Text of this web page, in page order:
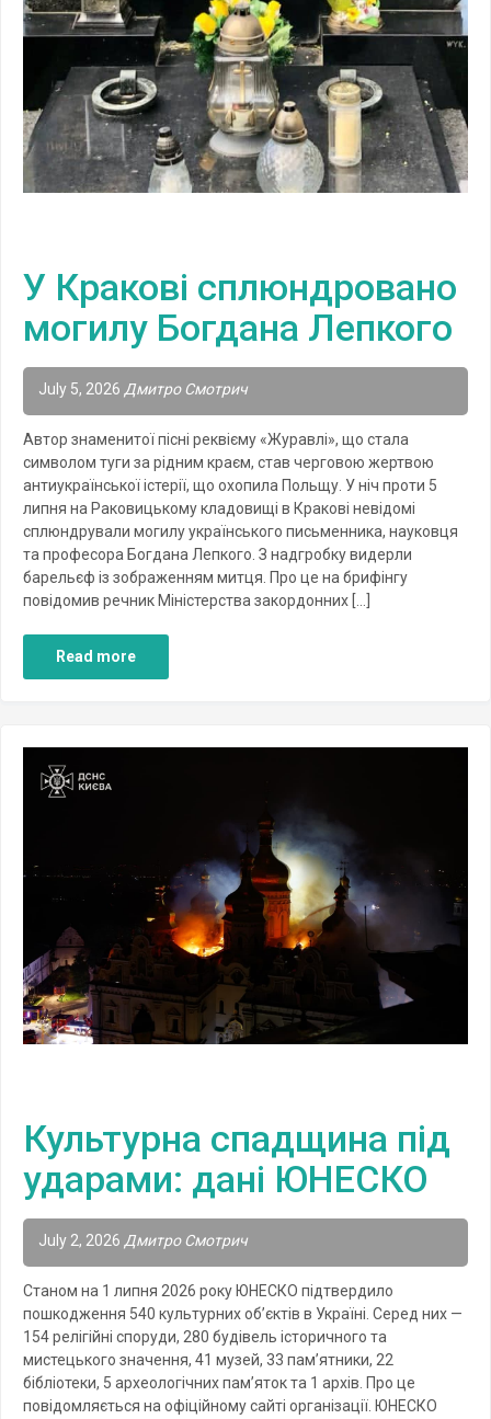
У Кракові сплюндровано
могилу Богдана Лепкого
July 5, 2026 Дмитро Смотрич
Автор знаменитої пісні реквієму «Журавлі», що стала
символом туги за рідним краєм, став черговою жертвою
антиукраїнської істерії, що охопила Польщу. У ніч проти 5
липня на Раковицькому кладовищі в Кракові невідомі
сплюндрували могилу українського письменника, науковця
та професора Богдана Лепкого. З надгробку видерли
барельєф із зображенням митця. Про це на брифінгу
повідомив речник Міністерства закордонних […]
Read more
Культурна спадщина під
ударами: дані ЮНЕСКО
July 2, 2026 Дмитро Смотрич
Станом на 1 липня 2026 року ЮНЕСКО підтвердило
пошкодження 540 культурних об’єктів в Україні. Серед них —
154 релігійні споруди, 280 будівель історичного та
мистецького значення, 41 музей, 33 пам’ятники, 22
бібліотеки, 5 археологічних пам’яток та 1 архів. Про це
повідомляється на офіційному сайті організації. ЮНЕСКО